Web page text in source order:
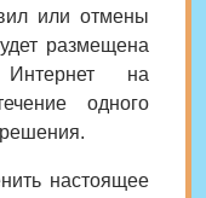
или отмены
размещена
на
одного
настоящее